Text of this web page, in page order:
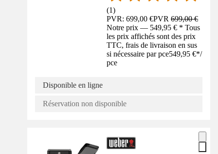
(1)
PVR: 699,00 €PVR699,00 €
Notre prix — 549,95 € * Tous
les prix affichés sont des prix
TTC, frais de livraison en sus
si nécessaire par pce549,95 €*/
pce
Disponible en ligne
Réservation non disponible